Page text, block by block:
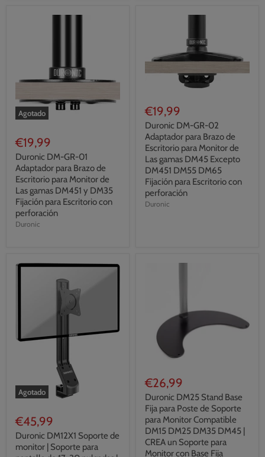
Agotado
€19,99
Duronic DM-GR-01
Adaptador para Brazo de
Escritorio para Monitor de
Las gamas DM451 y DM35
Fijación para Escritorio con
perforación
Duronic
€19,99
Duronic DM-GR-02
Adaptador para Brazo de
Escritorio para Monitor de
Las gamas DM45 Excepto
DM451 DM55 DM65
Fijación para Escritorio con
perforación
Duronic
Agotado
€45,99
Duronic DM12X1 Soporte de
monitor | Soporte para
€26,99
Duronic DM25 Stand Base
Fija para Poste de Soporte
para Monitor Compatible
DM15 DM25 DM35 DM45 |
CREA un Soporte para
Monitor con Base Fija